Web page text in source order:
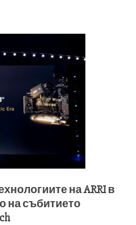
на ARRI в
на събитието